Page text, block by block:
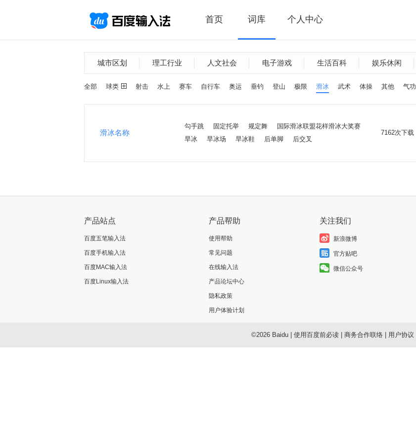
首页 词库 个人中心
城市区划 理工行业 人文社会 电子游戏 生活百科 娱乐休闲
全部 球类 射击 水上 赛车 自行车 奥运 垂钓 登山 极限 滑冰 武术 体操 其他 气功
滑冰名称
勾手跳 固定托举 规定舞
国际滑冰联盟花样滑冰大奖赛
旱冰
旱冰场 旱冰鞋 后单脚 后交叉
7162次下载
产品站点
百度五笔输入法
百度手机输入法
百度MAC输入法
百度Linux输入法
产品帮助
使用帮助
常见问题
在线输入法
产品论坛中心
隐私政策
用户体验计划
关注我们
新浪微博
官方贴吧
微信公众号
©2026 Baidu| 使用百度前必读| 商务合作联络| 用户协议